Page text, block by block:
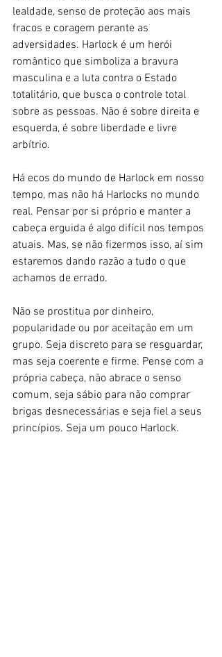
lealdade, senso de proteção aos mais
fracos e coragem perante as
adversidades. Harlock é um herói
romântico que simboliza a bravura
masculina e a luta contra o Estado
totalitário, que busca o controle total
sobre as pessoas. Não é sobre direita e
esquerda, é sobre liberdade e livre
arbítrio.
Há ecos do mundo de Harlock em nosso
tempo, mas não há Harlocks no mundo
real. Pensar por si próprio e manter a
cabeça erguida é algo difícil nos tempos
atuais. Mas, se não fizermos isso, aí sim
estaremos dando razão a tudo o que
achamos de errado.
Não se prostitua por dinheiro,
popularidade ou por aceitação em um
grupo. Seja discreto para se resguardar,
mas seja coerente e firme. Pense com a
própria cabeça, não abrace o senso
comum, seja sábio para não comprar
brigas desnecessárias e seja fiel a seus
princípios. Seja um pouco Harlock.